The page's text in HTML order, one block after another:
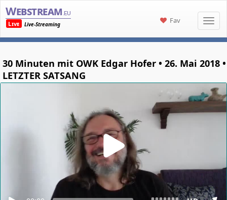
Webstream .eu
Live
Live-Streaming Fav
30 Minuten mit OWK Edgar Hofer • 26. Mai 2018 •
LETZTER SATSANG